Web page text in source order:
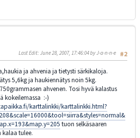
#2
Last Edit: June 28, 2007, 17:46:04 by J-a-n-n-e
ja ahvenia ja tietysti särkikaloja.
5,6kg ja haukiennätys noin 5kg.
ahvenen. Tosi hyvä kalastus
kokeilemassa :-)
karttalinkki/karttalinkki.html?
tuon selkäsaaren
tulee.